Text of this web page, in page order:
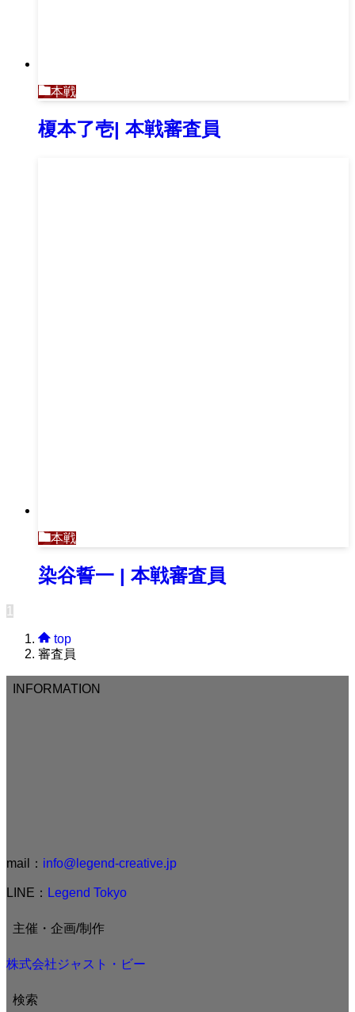
本戦
榎本了壱| 本戦審査員
本戦
染谷誓一 | 本戦審査員
1
top
審査員
INFORMATION
mail： info@legend-creative.jp
LINE： Legend Tokyo
主催・企画/制作
株式会社ジャスト・ビー
検索